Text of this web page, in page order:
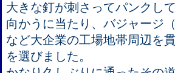
大きな釘が刺さってパンクし
向かうに当たり、バジャージ
など大企業の工場地帯周辺を
を選びました。